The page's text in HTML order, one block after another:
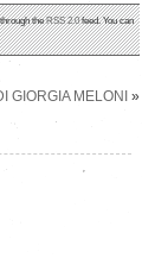
theRSS 2.0feed. You can
GIORGIA MELONI »